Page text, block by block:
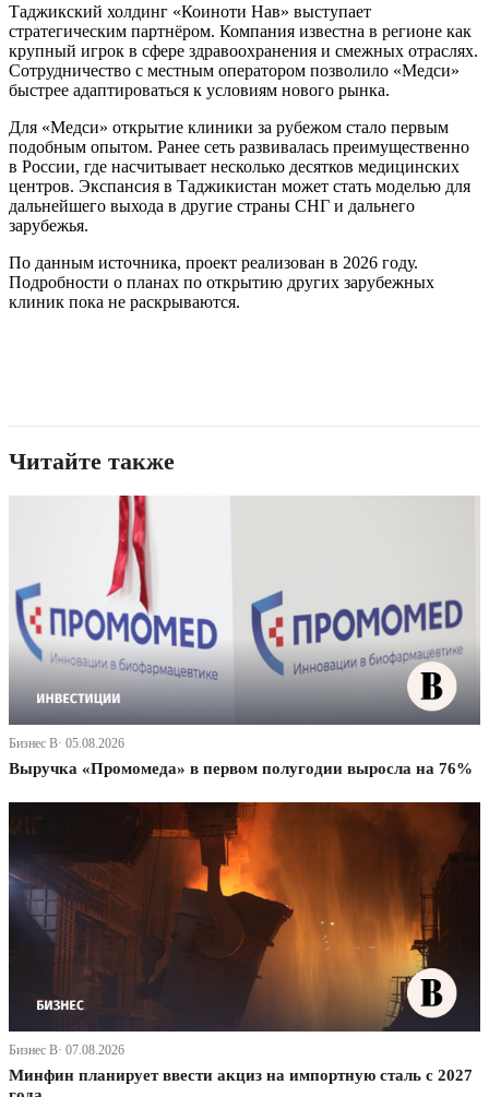
Таджикский холдинг «Коиноти Нав» выступает
стратегическим партнёром. Компания известна в регионе как
крупный игрок в сфере здравоохранения и смежных отраслях.
Сотрудничество с местным оператором позволило «Медси»
быстрее адаптироваться к условиям нового рынка.
Для «Медси» открытие клиники за рубежом стало первым
подобным опытом. Ранее сеть развивалась преимущественно
в России, где насчитывает несколько десятков медицинских
центров. Экспансия в Таджикистан может стать моделью для
дальнейшего выхода в другие страны СНГ и дальнего
зарубежья.
По данным источника, проект реализован в 2026 году.
Подробности о планах по открытию других зарубежных
клиник пока не раскрываются.
Читайте также
Бизнес В· 05.08.2026
Выручка «Промомеда» в первом полугодии выросла на 76%
Бизнес В· 07.08.2026
Минфин планирует ввести акциз на импортную сталь с 2027